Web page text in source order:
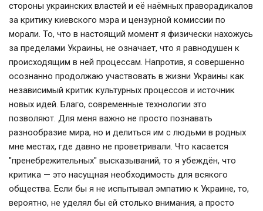
стороны украинских властей и её наёмных праворадикалов
за критику киевского мэра и цензурной комиссии по
морали. То, что в настоящий момент я физически нахожусь
за пределами Украины, не означает, что я равнодушен к
происходящим в ней процессам. Напротив, я совершенно
осознанно продолжаю участвовать в жизни Украины как
независимый критик культурных процессов и источник
новых идей. Благо, современные технологии это
позволяют. Для меня важно не просто познавать
разнообразие мира, но и делиться им с людьми в родных
мне местах, где давно не проветривали. Что касается
"пренебрежительных" высказываний, то я убеждён, что
критика — это насущная необходимость для всякого
общества. Если бы я не испытывал эмпатию к Украине, то,
вероятно, не уделял бы ей столько внимания, а просто